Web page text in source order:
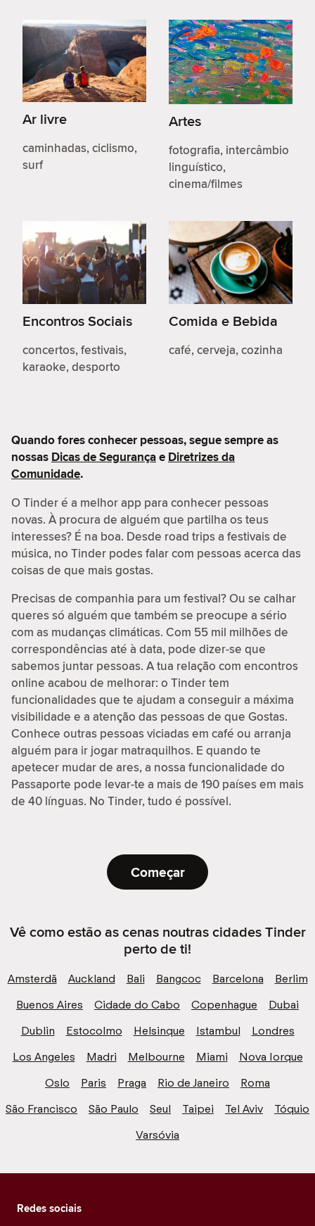
Ar livre
caminhadas, ciclismo,
surf
Artes
fotografia, intercâmbio
linguístico,
cinema/filmes
Encontros Sociais
concertos, festivais,
karaoke, desporto
Comida e Bebida
café, cerveja, cozinha
Quando fores conhecer pessoas, segue sempre as
nossas Dicas de Segurançae Diretrizes da
Comunidade.
O Tinder é a melhor app para conhecer pessoas
novas. À procura de alguém que partilha os teus
interesses? É na boa. Desde road trips a festivais de
música, no Tinder podes falar com pessoas acerca das
coisas de que mais gostas.
Precisas de companhia para um festival? Ou se calhar
queres só alguém que também se preocupe a sério
com as mudanças climáticas. Com 55 mil milhões de
correspondências até à data, pode dizer-se que
sabemos juntar pessoas. A tua relação com encontros
online acabou de melhorar: o Tinder tem
funcionalidades que te ajudam a conseguir a máxima
visibilidade e a atenção das pessoas de que Gostas.
Conhece outras pessoas viciadas em café ou arranja
alguém para ir jogar matraquilhos. E quando te
apetecer mudar de ares, a nossa funcionalidade do
Passaporte pode levar-te a mais de 190 países em mais
de 40 línguas. No Tinder, tudo é possível.
Começar
Vê como estão as cenas noutras cidades Tinder
perto de ti!
Amsterdã Auckland Bali Bangcoc Barcelona
Berlim
Buenos Aires
Cidade do Cabo Copenhague
Dubai
Dublin
Estocolmo Helsinque Istambul
Londres
Los Angeles
Madri Melbourne Miami
Nova Iorque
Oslo
Paris Praga Rio de Janeiro
Roma
São Francisco
São Paulo Seul Taipei Tel Aviv
Tóquio
Varsóvia
Redes sociais